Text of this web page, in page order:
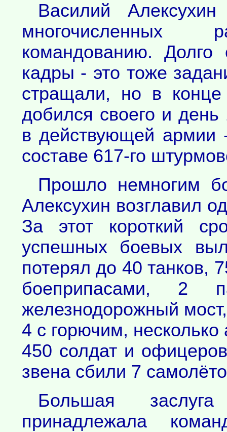
Василий
многочисленных
командованию. Долго
кадры - это тоже
стращали, но в
добился своего и день
в действующей армии
составе 617-го
Прошло немногим
Алексухин возглавил
За этот короткий
успешных боевых
потерял до 40 танков,
боеприпасами, 2
железнодорожный
4 с горючим,
450 солдат и
звена сбили 7
Большая
принадлежала